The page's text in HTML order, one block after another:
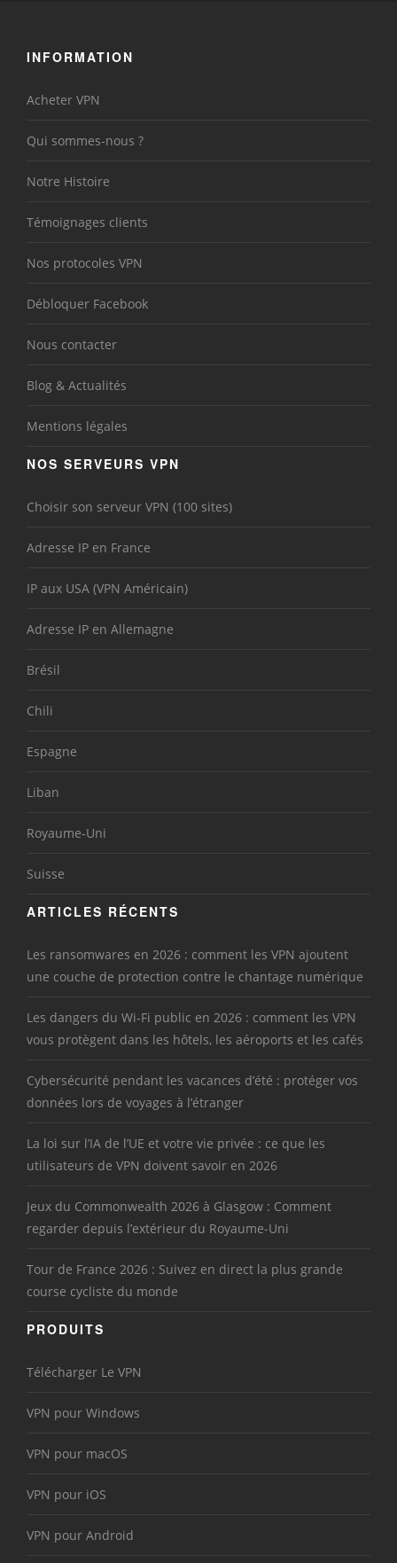
INFORMATION
Acheter VPN
Qui sommes-nous ?
Notre Histoire
Témoignages clients
Nos protocoles VPN
Débloquer Facebook
Nous contacter
Blog & Actualités
Mentions légales
NOS SERVEURS VPN
Choisir son serveur VPN (100 sites)
Adresse IP en France
IP aux USA (VPN Américain)
Adresse IP en Allemagne
Brésil
Chili
Espagne
Liban
Royaume-Uni
Suisse
ARTICLES RÉCENTS
Les ransomwares en 2026 : comment les VPN ajoutent
une couche de protection contre le chantage numérique
Les dangers du Wi-Fi public en 2026 : comment les VPN
vous protègent dans les hôtels, les aéroports et les cafés
Cybersécurité pendant les vacances d’été : protéger vos
données lors de voyages à l’étranger
La loi sur l’IA de l’UE et votre vie privée : ce que les
utilisateurs de VPN doivent savoir en 2026
Jeux du Commonwealth 2026 à Glasgow : Comment
regarder depuis l’extérieur du Royaume-Uni
Tour de France 2026 : Suivez en direct la plus grande
course cycliste du monde
PRODUITS
Télécharger Le VPN
VPN pour Windows
VPN pour macOS
VPN pour iOS
VPN pour Android